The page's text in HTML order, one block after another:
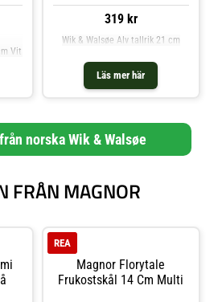
Vit
319 kr
Läs mer här
Wik & Walsøe Alv tallrik 21 cm
norska Wik & Walsøe
FRÅN MAGNOR
Magnor Florytale
Frukostskål 14 Cm Multi
REA